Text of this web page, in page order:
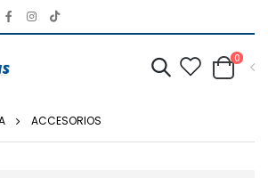
0
ACCESORIOS